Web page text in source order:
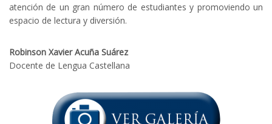
atención de un gran número de estudiantes y promoviendo un
espacio de lectura y diversión.
Robinson Xavier Acuña Suárez
Docente de Lengua Castellana